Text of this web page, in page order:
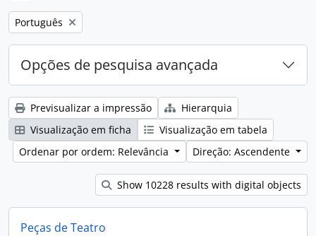
Remove filter:
Português
Opções de pesquisa avançada
Previsualizar a impressão
Hierarquia
Visualização em ficha
Visualização em tabela
Ordenar por ordem: Relevância
Direção: Ascendente
Show 10228 results with digital objects
Peças de Teatro